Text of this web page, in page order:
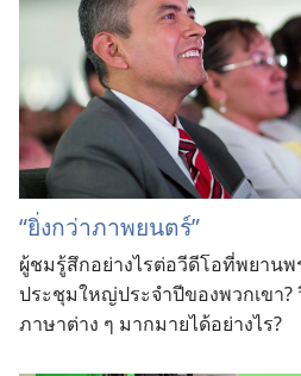
“ยิ่งกว่าภาพยนตร์”
ผู้ชมรู้สึกอย่างไรต่อวีดีโอที่พยาน
ประชุมใหญ่ประจำปีของพวกเขา
ภาษาต่าง ๆ มากมายได้อย่างไร?